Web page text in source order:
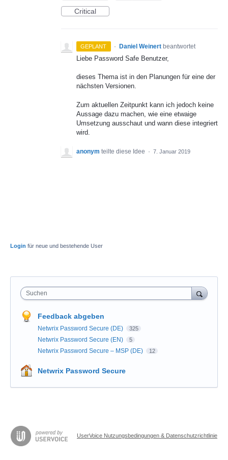
Critical
GEPLANT · Daniel Weinert beantwortet
Liebe Password Safe Benutzer,
dieses Thema ist in den Planungen für eine der
nächsten Versionen.
Zum aktuellen Zeitpunkt kann ich jedoch keine
Aussage dazu machen, wie eine etwaige
Umsetzung ausschaut und wann diese integriert
wird.
anonym teilte diese Idee · 7. Januar 2019
Login für neue und bestehende User
Suchen
Feedback abgeben
Netwrix Password Secure (DE) 325
Netwrix Password Secure (EN) 5
Netwrix Password Secure – MSP (DE) 12
Netwrix Password Secure
UserVoice Nutzungsbedingungen & Datenschutzrichtlinie